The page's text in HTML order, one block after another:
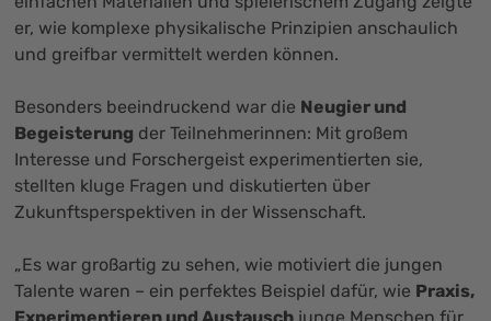
er, wie komplexe physikalische Prinzipien anschaulich
und greifbar vermittelt werden können.
Besonders beeindruckend war die Neugier und
Begeisterung der Teilnehmerinnen: Mit großem
Interesse und Forschergeist experimentierten sie,
stellten kluge Fragen und diskutierten über
Zukunftsperspektiven in der Wissenschaft.
„Es war großartig zu sehen, wie motiviert die jungen
Talente waren – ein perfektes Beispiel dafür, wie Praxis,